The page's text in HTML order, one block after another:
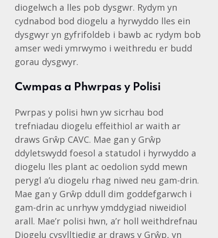
diogelwch a lles pob dysgwr. Rydym yn
cydnabod bod diogelu a hyrwyddo lles ein
dysgwyr yn gyfrifoldeb i bawb ac rydym bob
amser wedi ymrwymo i weithredu er budd
gorau dysgwyr.
Cwmpas a Phwrpas y Polisi
Pwrpas y polisi hwn yw sicrhau bod
trefniadau diogelu effeithiol ar waith ar
draws Grŵp CAVC. Mae gan y Grŵp
ddyletswydd foesol a statudol i hyrwyddo a
diogelu lles plant ac oedolion sydd mewn
perygl a’u diogelu rhag niwed neu gam-drin.
Mae gan y Grŵp ddull dim goddefgarwch i
gam-drin ac unrhyw ymddygiad niweidiol
arall. Mae’r polisi hwn, a’r holl weithdrefnau
Diogelu cysylltiedig ar draws y Grŵp, yn